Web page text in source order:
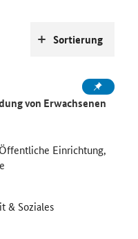
von Erwachsenen
Einrichtung,
& Soziales
Sortierung